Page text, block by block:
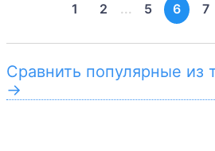
1 2 ... 5 6 7
Сравнить популярные из
→